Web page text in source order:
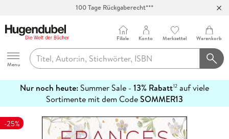
100 Tage Rückgaberecht***
Hugendubel
Menu
Filiale Konto Merkzettel Warenkorb
Nur noch heute: Summer Sale - 13% Rabatt12 auf viele
Sortimente mit dem CodeSOMMER13
erfahren
-25%